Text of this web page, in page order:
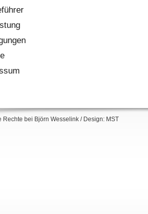
Rechte bei Björn Wesselink / Design: MST